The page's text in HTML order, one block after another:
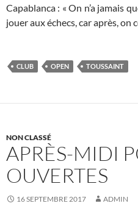
Capablanca : « On n’a jamais
jouer aux échecs, car après, on
CLUB OPEN TOUSSAINT
NON CLASSÉ
APRÈS-MIDI
OUVERTES
16 SEPTEMBRE 2017 ADMIN